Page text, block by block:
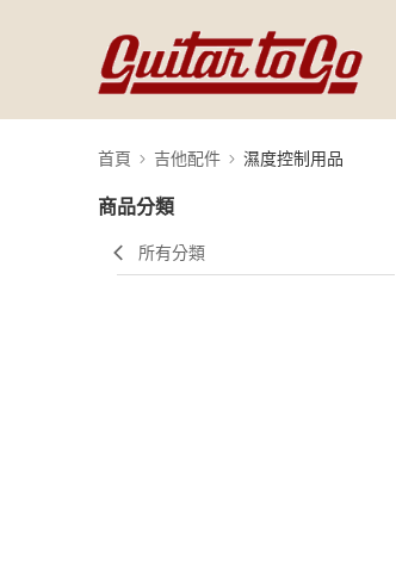
首頁 吉他配件 濕度控制用品
商品分類
所有分類